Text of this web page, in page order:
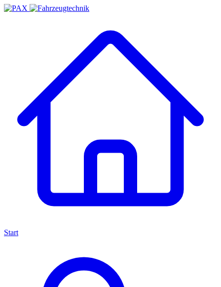
Start